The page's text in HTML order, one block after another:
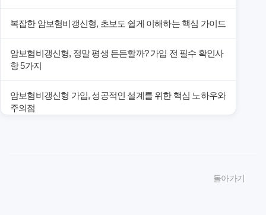
복잡한 암보험비갱신형, 초보도 쉽게 이해하는 핵심 가이드
암보험비갱신형, 정말 평생 든든할까? 가입 전 필수 확인사
항 5가지
암보험비갱신형 가입, 성공적인 설계를 위한 핵심 노하우와
주의점
돌아가기